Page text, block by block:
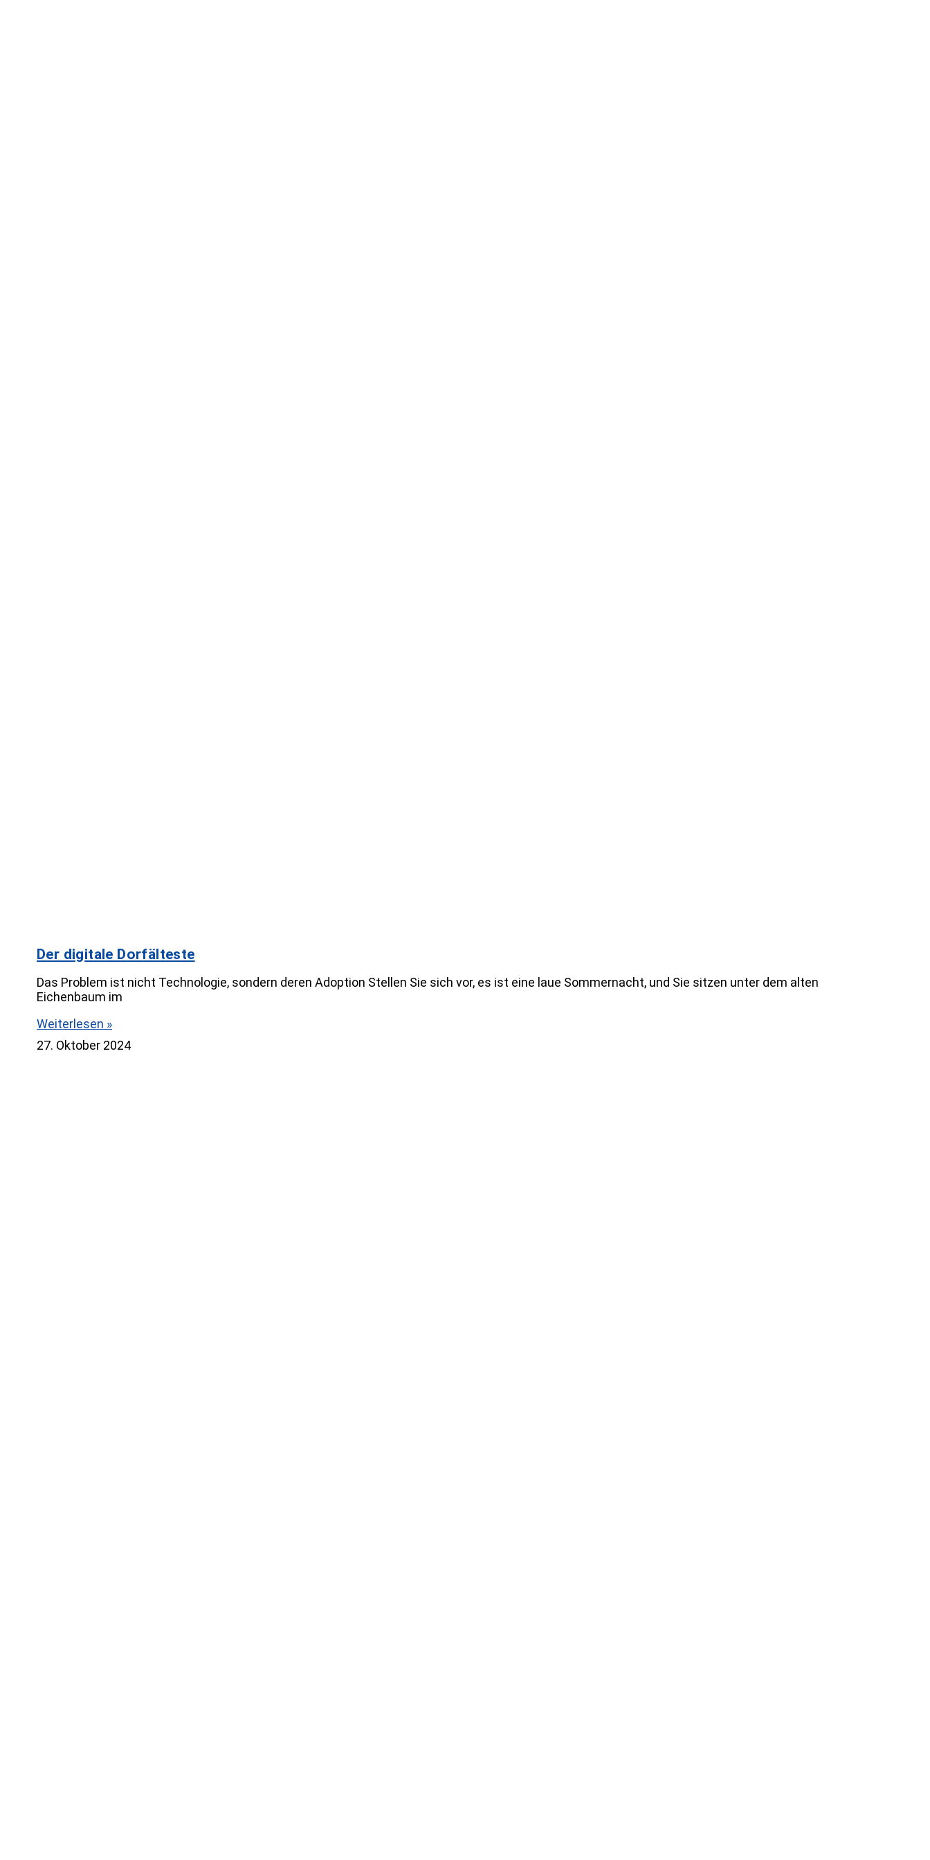
Der digitale Dorfälteste
Das Problem ist nicht Technologie, sondern deren Adoption Stellen Sie sich vor, es ist eine laue Sommernacht, und Sie sitzen unter dem alten
Eichenbaum im
Weiterlesen »
27. Oktober 2024